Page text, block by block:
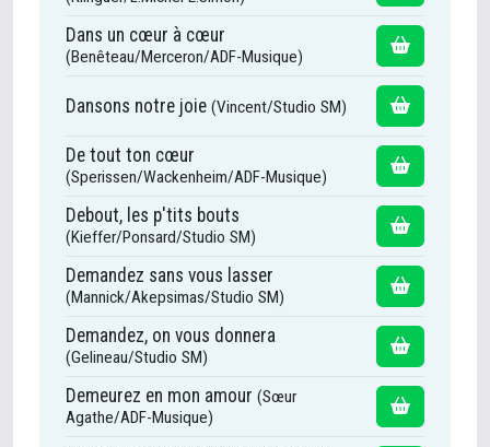
Dans un cœur à cœur
(Benêteau/Merceron/ADF-Musique)
Dansons notre joie (Vincent/Studio SM)
De tout ton cœur
(Sperissen/Wackenheim/ADF-Musique)
Debout, les p'tits bouts
(Kieffer/Ponsard/Studio SM)
Demandez sans vous lasser
(Mannick/Akepsimas/Studio SM)
Demandez, on vous donnera
(Gelineau/Studio SM)
Demeurez en mon amour (Sœur
Agathe/ADF-Musique)